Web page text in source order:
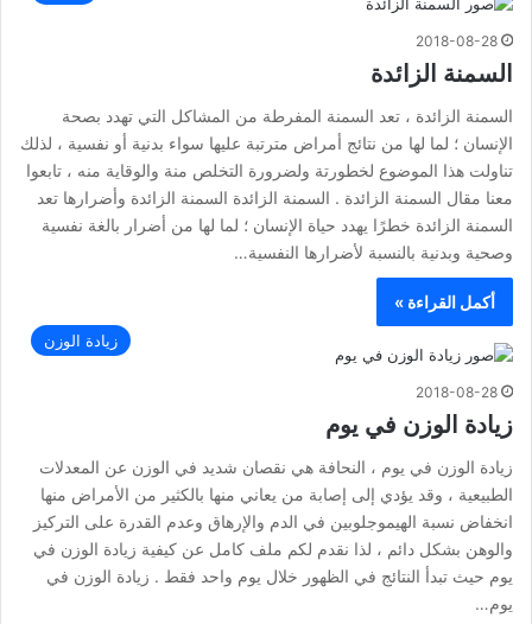
2018-08-28
السمنة الزائدة
السمنة الزائدة ، تعد السمنة المفرطة من المشاكل التي تهدد بصحة
الإنسان ؛ لما لها من نتائج أمراض مترتبة عليها سواء بدنية أو نفسية ، لذلك
تناولت هذا الموضوع لخطورتة ولضرورة التخلص منة والوقاية منه ، تابعوا
معنا مقال السمنة الزائدة . السمنة الزائدة السمنة الزائدة وأضرارها تعد
السمنة الزائدة خطرًا يهدد حياة الإنسان ؛ لما لها من أضرار بالغة نفسية
وصحية وبدنية بالنسبة لأضرارها النفسية…
أكمل القراءة »
زيادة الوزن
2018-08-28
زيادة الوزن في يوم
زيادة الوزن في يوم ، النحافة هي نقصان شديد في الوزن عن المعدلات
الطبيعية ، وقد يؤدي إلى إصابة من يعاني منها بالكثير من الأمراض منها
انخفاض نسبة الهيموجلوبين في الدم والإرهاق وعدم القدرة على التركيز
والوهن بشكل دائم ، لذا نقدم لكم ملف كامل عن كيفية زيادة الوزن في
يوم حيث تبدأ النتائج في الظهور خلال يوم واحد فقط . زيادة الوزن في
يوم…